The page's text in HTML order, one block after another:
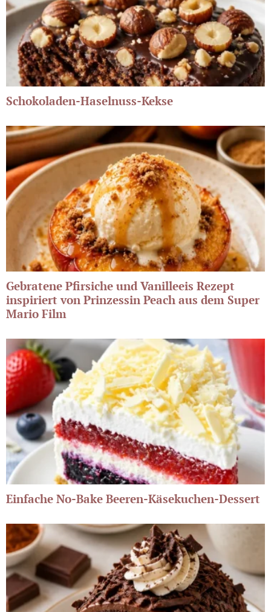
Schokoladen-Haselnuss-Kekse
Gebratene Pfirsiche und Vanilleeis Rezept
inspiriert von Prinzessin Peach aus dem Super
Mario Film
Einfache No-Bake Beeren-Käsekuchen-Dessert